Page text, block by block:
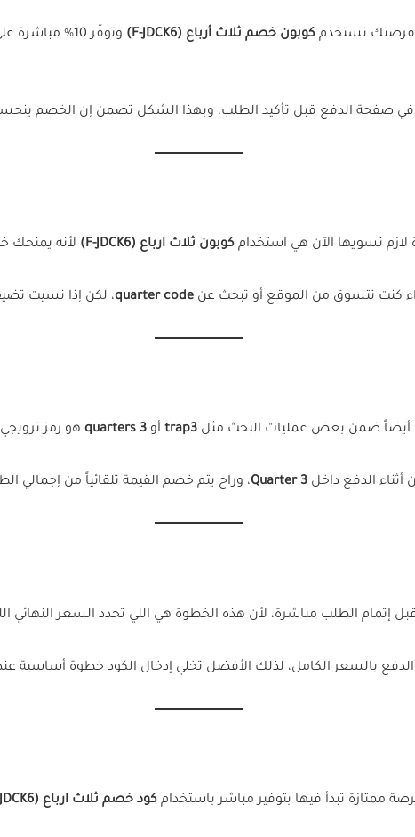
فرصتك تستخدم كوبون خصم ثلاث أرباع (F-JDCK6)
وتوفّر 10%
في صفحة الدفع قبل تأكيد الطلب، وبهذا الشكل تضمن إن الخصم
تسويها الآن هي استخدام كوبون ثلاث ارباع (F-JDCK6) لأنه يمنحك خصم فوري 10%
كنت تتسوق من الموقع أو تبحث عن quarter code، لكن إذا نسيت
أيضاً ضمن بعض عمليات البحث مثل trap3 أو quarters 3 هو رمز ترويجي
الدفع داخل 3 Quarter ، وراح يتم خصم القيمة تلقائياً من
إتمام الطلب مباشرة، لأن هذه الخطوة هي اللي تحدد السعر النهائي
بالسعر الكامل، لذلك الأفضل تخلي إدخال الكود خطوة أساسية
ممتازة تبدأ فيها بتوفير مباشر باستخدام كود خصم ثلاث ارباع (F-JDCK6)